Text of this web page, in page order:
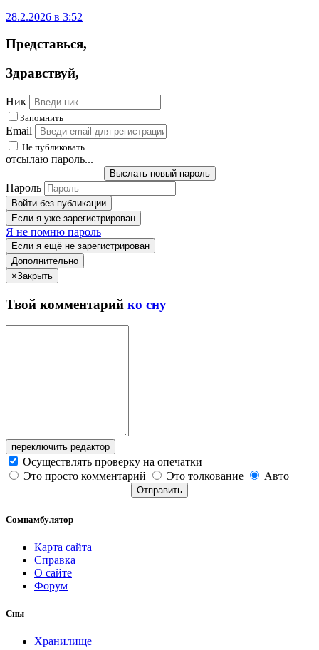
28.2.2026 в 3:52
Представься,
Здравствуй,
Ник
Запомнить
Email
Не публиковать
отсылаю пароль...
Выслать новый пароль
Пароль
Войти без публикации
Если я уже зарегистрирован
Я не помню пароль
Если я ещё не зарегистрирован
Дополнительно
×Закрыть
Твой комментарий ко сну
переключить редактор
Осуществлять проверку на опечатки
Это просто комментарий
Это толкование Авто
Отправить
Сомнамбулятор
Карта сайта
Справка
О сайте
Форум
Сны
Хранилище